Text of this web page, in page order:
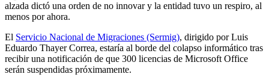
alzada dictó una orden de no innovar y la entidad tuvo un respiro, al
menos por ahora.
El Servicio Nacional de Migraciones (Sermig), dirigido por Luis
Eduardo Thayer Correa, estaría al borde del colapso informático tras
recibir una notificación de que 300 licencias de Microsoft Office
serán suspendidas próximamente.